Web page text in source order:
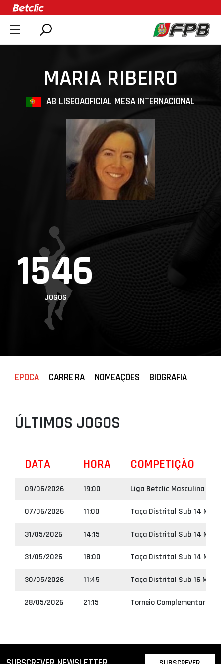
SOBRE A FPB
DOCUMENTOS
ÚLTIMAS
COMPETIÇÕES
ASSOCIAÇÕES
MINIBASQUETE
PROJETOS
LIGA BETCLIC
MASCULINA
LIGA BETCLIC
FEMININA
AB LISBOAOFICIAL MESA INTERNACIONAL
MARIA RIBEIRO
1546
JOGOS
ÉPOCA CARREIRA NOMEAÇÕES BIOGRAFIA
ÚLTIMOS JOGOS
DATA HORA COMPETIÇÃO
09/06/2026 19:00 Liga Betclic Masculina
07/06/2026 11:00 Taça Distrital Sub 14
31/05/2026 14:15 Taça Distrital Sub 14
31/05/2026 18:00 Taça Distrital Sub 14
30/05/2026 11:45 Taça Distrital Sub 16
28/05/2026 21:15 Torneio Complementar